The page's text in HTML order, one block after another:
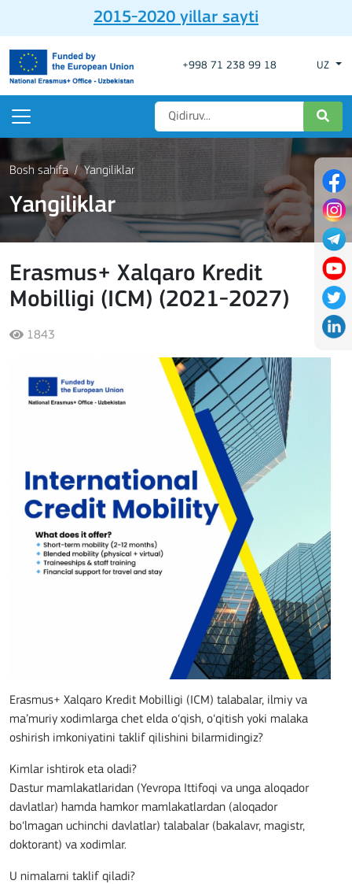
2015-2020 yillar sayti
+998 71 238 99 18 UZ
Bosh sahifa Yangiliklar
Yangiliklar
Erasmus+ Xalqaro Kredit
Mobilligi (ICM) (2021-2027)
1843
Erasmus+ Xalqaro Kredit Mobilligi (ICM) talabalar, ilmiy va
ma’muriy xodimlarga chet elda o‘qish, o‘qitish yoki malaka
oshirish imkoniyatini taklif qilishini bilarmidingiz?
Kimlar ishtirok eta oladi?
Dastur mamlakatlaridan (Yevropa Ittifoqi va unga aloqador
davlatlar) hamda hamkor mamlakatlardan (aloqador
bo‘lmagan uchinchi davlatlar) talabalar (bakalavr, magistr,
doktorant) va xodimlar.
U nimalarni taklif qiladi?